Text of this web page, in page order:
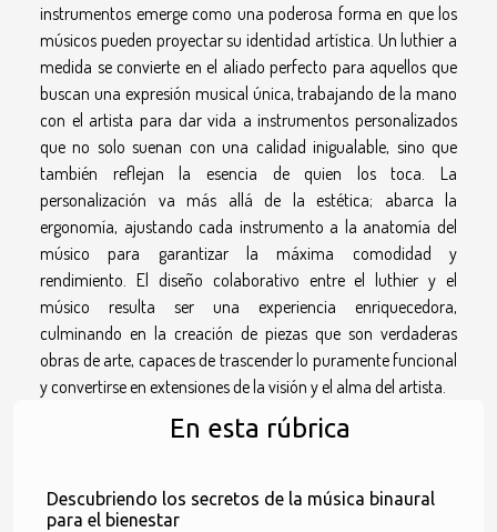
instrumentos emerge como una poderosa forma en que los
músicos pueden proyectar su identidad artística. Un luthier a
medida se convierte en el aliado perfecto para aquellos que
buscan una expresión musical única, trabajando de la mano
con el artista para dar vida a instrumentos personalizados
que no solo suenan con una calidad inigualable, sino que
también reflejan la esencia de quien los toca. La
personalización va más allá de la estética; abarca la
ergonomía, ajustando cada instrumento a la anatomía del
músico para garantizar la máxima comodidad y
rendimiento. El diseño colaborativo entre el luthier y el
músico resulta ser una experiencia enriquecedora,
culminando en la creación de piezas que son verdaderas
obras de arte, capaces de trascender lo puramente funcional
y convertirse en extensiones de la visión y el alma del artista.
En esta rúbrica
Descubriendo los secretos de la música binaural
para el bienestar